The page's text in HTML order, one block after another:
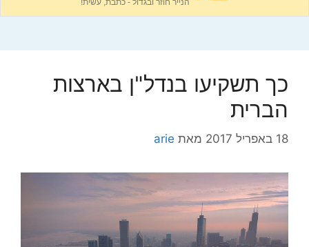
כך תשקיעו בנדל"ן בארצות
הברית
18 באפריל 2017 מאת arie